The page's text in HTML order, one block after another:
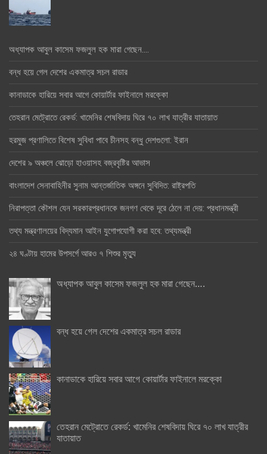
অধ্যাপক আবুল কাসেম ফজলুল হক মারা গেছেন….
বন্ধ হয়ে গেল দেশের একমাত্র সচল রাডার
কানাডাকে হারিয়ে সবার আগে কোয়ার্টার ফাইনালে মরক্কো
তেহরান মেট্রোতে রেকর্ড: খামেনির শেষবিদায় ঘিরে ৭০ লাখ যাত্রীর যাতায়াত
হরমুজ প্রণালিতে বিশেষ সুবিধা পাবে চীনসহ বন্ধু দেশগুলো: ইরান
দেশের ৯ অঞ্চলে ঝোড়ো হাওয়াসহ বজ্রবৃষ্টির আভাস
বাংলাদেশ সেনাবাহিনীর সুনাম আন্তর্জাতিক অঙ্গনে সুবিদিত: রাষ্ট্রপতি
নিরাপত্তা কৌশল যেন সরকারপ্রধানকে জনগণ থেকে দূরে ঠেলে না দেয়: প্রধানমন্ত্রী
তথ্য মন্ত্রণালয়ের বিদ্যমান আইন যুগোপযোগী করা হবে: তথ্যমন্ত্রী
২৪ ঘণ্টায় হামের উপসর্গে আরও ৭ শিশুর মৃত্যু
অধ্যাপক আবুল কাসেম ফজলুল হক মারা গেছেন….
বন্ধ হয়ে গেল দেশের একমাত্র সচল রাডার
কানাডাকে হারিয়ে সবার আগে কোয়ার্টার ফাইনালে মরক্কো
তেহরান মেট্রোতে রেকর্ড: খামেনির শেষবিদায় ঘিরে ৭০ লাখ যাত্রীর
যাতায়াত